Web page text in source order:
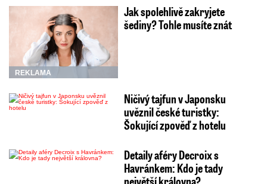
REKLAMA
Jak spolehlivě zakryjete
šediny? Tohle musíte znát
Ničivý tajfun v Japonsku
uvěznil české turistky:
Šokující zpověď z hotelu
Detaily aféry Decroix s
Havránkem: Kdo je tady